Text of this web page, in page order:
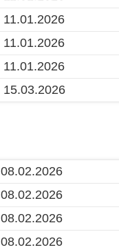
11.01.2026
11.01.2026
11.01.2026
15.03.2026
08.02.2026
08.02.2026
08.02.2026
08.02.2026